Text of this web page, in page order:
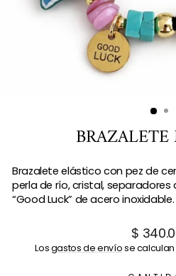
Brazalete elástico con pez de
perla de río, cristal,
“Good Luck” de acero inoxidable.
Precio
habitual
$
Losgastos de envíose